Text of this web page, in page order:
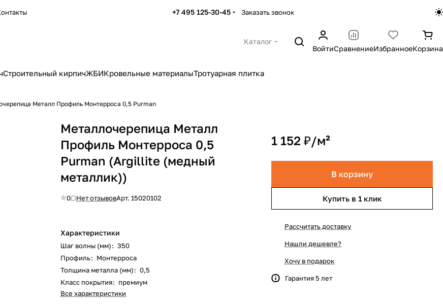
+7 495 125-30-45 Заказать звонок
Каталог
ВойтиСравнениеИзбранноеКорзина
Строительный кирпичЖБИКровельные материалыТротуарная плитка
Металл Профиль Монтерроса 0,5 Purman
Металлочерепица Металл
Профиль Монтерроса 0,5
Purman (Argillite (медный
металлик))
0 Нет отзывовАрт.15020102
Характеристики
Шаг волны (мм): 350
Профиль: Монтерроса
Толщина металла (мм): 0,5
Класс покрытия: премиум
Все характеристики
1 152 ₽/м²
В корзину
Купить в 1 клик
Рассчитать доставку
Нашли дешевле?
Хочу в подарок
Гарантия 5 лет